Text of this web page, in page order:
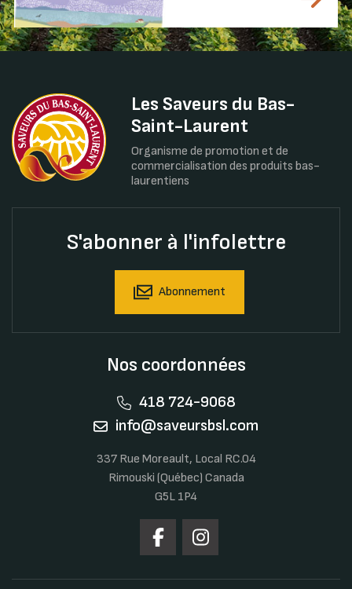
Les Saveurs du Bas-
Saint-Laurent
Organisme de promotion et de
commercialisation des produits bas-
laurentiens
S'abonner à l'infolettre
Abonnement
Nos coordonnées
418 724-9068
info@saveursbsl.com
337 Rue Moreault, Local RC.04
Rimouski (Québec) Canada
G5L 1P4